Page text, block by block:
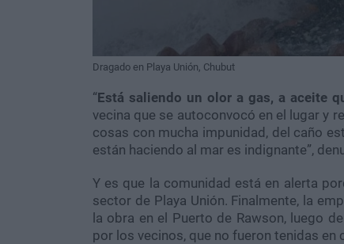
Dragado en Playa Unión, Chubut
“Está saliendo un olor a gas, a aceite
vecina que se autoconvocó en el lugar y
cosas con mucha impunidad, del caño
están haciendo al mar es indignante”,
Y es que la comunidad está en alerta
sector de Playa Unión. Finalmente, la
la obra en el Puerto de Rawson, luego
por los vecinos, que no fueron tenidas en